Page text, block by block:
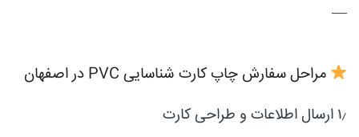
—
مراحل سفارش چاپ کارت شناسایی PVC در اصفهان
۱٫ ارسال اطلاعات و طراحی کارت